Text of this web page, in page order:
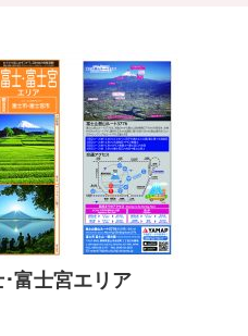
富士宮エリア